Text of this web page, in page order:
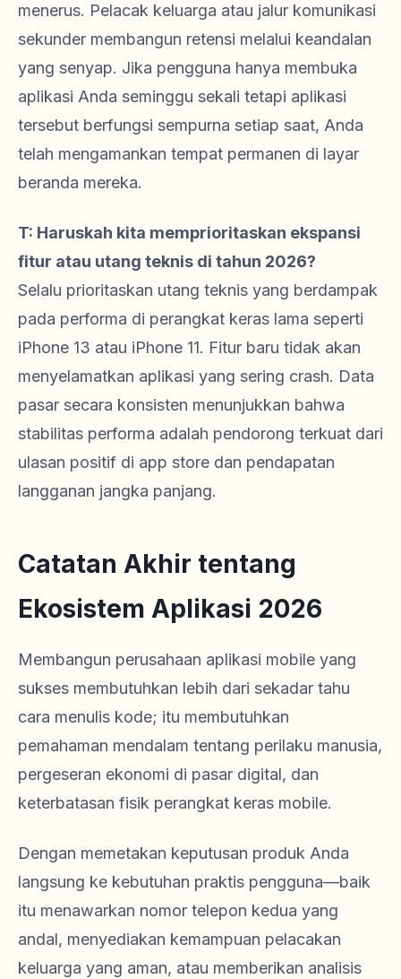
menerus. Pelacak keluarga atau jalur komunikasi
sekunder membangun retensi melalui keandalan
yang senyap. Jika pengguna hanya membuka
aplikasi Anda seminggu sekali tetapi aplikasi
tersebut berfungsi sempurna setiap saat, Anda
telah mengamankan tempat permanen di layar
beranda mereka.
T: Haruskah kita memprioritaskan ekspansi
fitur atau utang teknis di tahun 2026?
Selalu prioritaskan utang teknis yang berdampak
pada performa di perangkat keras lama seperti
iPhone 13 atau iPhone 11. Fitur baru tidak akan
menyelamatkan aplikasi yang sering crash. Data
pasar secara konsisten menunjukkan bahwa
stabilitas performa adalah pendorong terkuat dari
ulasan positif di app store dan pendapatan
langganan jangka panjang.
Catatan Akhir tentang
Ekosistem Aplikasi 2026
Membangun perusahaan aplikasi mobile yang
sukses membutuhkan lebih dari sekadar tahu
cara menulis kode; itu membutuhkan
pemahaman mendalam tentang perilaku manusia,
pergeseran ekonomi di pasar digital, dan
keterbatasan fisik perangkat keras mobile.
Dengan memetakan keputusan produk Anda
langsung ke kebutuhan praktis pengguna—baik
itu menawarkan nomor telepon kedua yang
andal, menyediakan kemampuan pelacakan
keluarga yang aman, atau memberikan analisis